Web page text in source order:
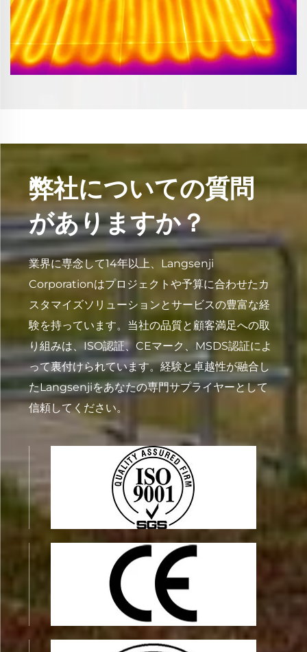
弊社についての質問
がありますか？
業界に専念して14年以上、Langsenji
Corporationはプロジェクトや予算に合わせたカ
スタマイズソリューションとサービスの豊富な経
験を持っています。当社の品質と顧客満足への取
り組みは、ISO認証、CEマーク、MSDS認証によ
って裏付けられています。経験と卓越性が融合し
たLangsenjiをあなたの専門サプライヤーとして
信頼してください。